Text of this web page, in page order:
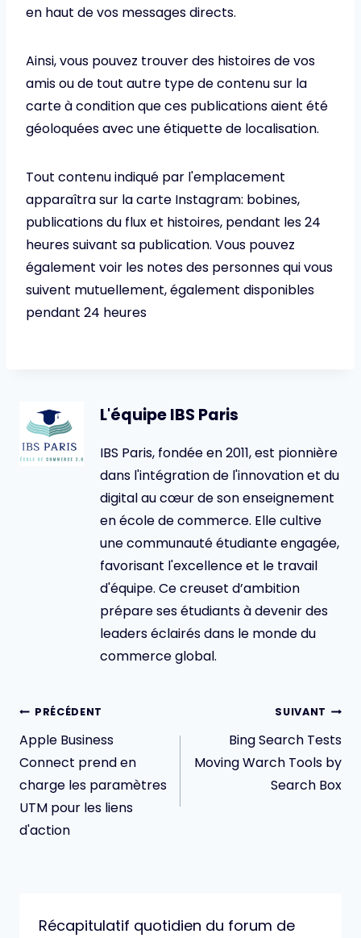
en haut de vos messages directs.
Ainsi, vous pouvez trouver des histoires de vos
amis ou de tout autre type de contenu sur la
carte à condition que ces publications aient été
géoloquées avec une étiquette de localisation.
Tout contenu indiqué par l'emplacement
apparaîtra sur la carte Instagram: bobines,
publications du flux et histoires, pendant les 24
heures suivant sa publication. Vous pouvez
également voir les notes des personnes qui vous
suivent mutuellement, également disponibles
pendant 24 heures
L'équipe IBS Paris
IBS Paris, fondée en 2011, est pionnière
dans l'intégration de l'innovation et du
digital au cœur de son enseignement
en école de commerce. Elle cultive
une communauté étudiante engagée,
favorisant l'excellence et le travail
d'équipe. Ce creuset d’ambition
prépare ses étudiants à devenir des
leaders éclairés dans le monde du
commerce global.
Navigation
de
l’article
PRÉCÉDENT
Apple Business
Connect prend en
charge les paramètres
UTM pour les liens
d'action
SUIVANT
Bing Search Tests
Moving Warch Tools by
Search Box
Récapitulatif quotidien du forum de